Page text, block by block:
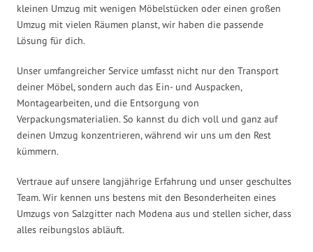
kleinen Umzug mit wenigen Möbelstücken oder einen großen
Umzug mit vielen Räumen planst, wir haben die passende
Lösung für dich.
Unser umfangreicher Service umfasst nicht nur den Transport
deiner Möbel, sondern auch das Ein- und Auspacken,
Montagearbeiten, und die Entsorgung von
Verpackungsmaterialien. So kannst du dich voll und ganz auf
deinen Umzug konzentrieren, während wir uns um den Rest
kümmern.
Vertraue auf unsere langjährige Erfahrung und unser geschultes
Team. Wir kennen uns bestens mit den Besonderheiten eines
Umzugs von Salzgitter nach Modena aus und stellen sicher, dass
alles reibungslos abläuft.